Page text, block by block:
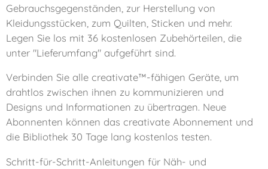
Gebrauchsgegenständen, zur Herstellung von
Kleidungsstücken, zum Quilten, Sticken und mehr.
Legen Sie los mit 36 kostenlosen Zubehörteilen, die
unter "Lieferumfang" aufgeführt sind.
Verbinden Sie alle creativate™-fähigen Geräte, um
drahtlos zwischen ihnen zu kommunizieren und
Designs und Informationen zu übertragen. Neue
Abonnenten können das creativate Abonnement und
die Bibliothek 30 Tage lang kostenlos testen.
Schritt-für-Schritt-Anleitungen für Näh- und